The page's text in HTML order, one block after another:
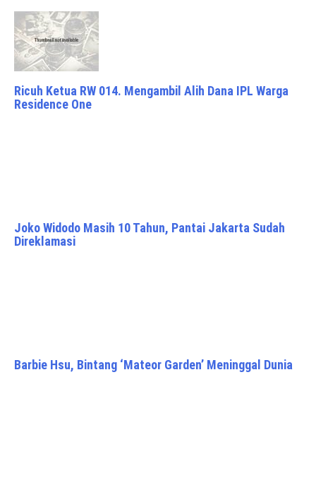
Ricuh Ketua RW 014. Mengambil Alih Dana IPL Warga
Residence One
Joko Widodo Masih 10 Tahun, Pantai Jakarta Sudah
Direklamasi
Barbie Hsu, Bintang ‘Mateor Garden’ Meninggal Dunia